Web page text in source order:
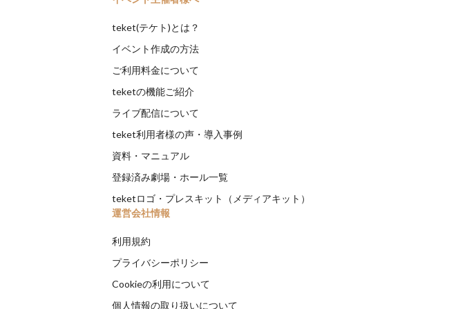
teket(テケト)とは？
イベント作成の方法
ご利用料金について
teketの機能ご紹介
ライブ配信について
teket利用者様の声・導入事例
資料・マニュアル
登録済み劇場・ホール一覧
teketロゴ・プレスキット（メディアキット）
運営会社情報
利用規約
プライバシーポリシー
Cookieの利用について
個人情報の取り扱いについて